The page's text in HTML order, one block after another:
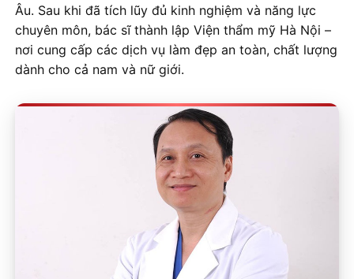
Âu. Sau khi đã tích lũy đủ kinh nghiệm và năng lực
chuyên môn, bác sĩ thành lập Viện thẩm mỹ Hà Nội –
nơi cung cấp các dịch vụ làm đẹp an toàn, chất lượng
dành cho cả nam và nữ giới.